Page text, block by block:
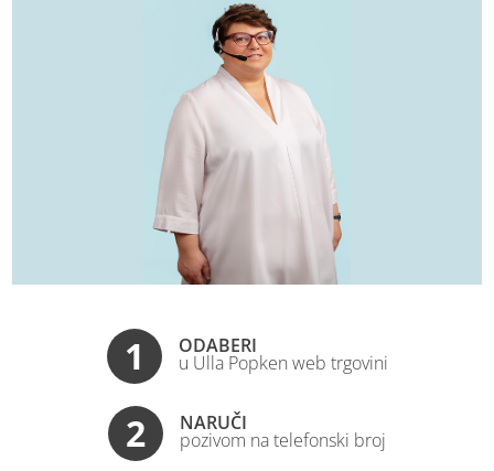
1 ODABERI
u Ulla Popken web trgovini
2 NARUČI
pozivom na telefonski broj